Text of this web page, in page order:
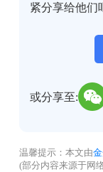
紧分享给他们
或分享至:
温馨提示：本文由
(部分内容来源于网